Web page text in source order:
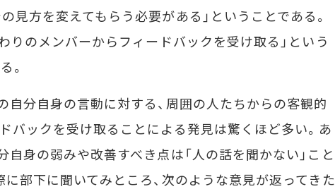
見方を変えてもらう必要がある」ということである。
りのメンバーからフィードバックを受け取る」という
。
自分自身の言動に対する、周囲の人たちからの客観的
バックを受け取ることによる発見は驚くほど多い。あ
自身の弱みや改善すべき点は「人の話を聞かない」こと
に部下に聞いてみところ、次のような意見が返ってきた